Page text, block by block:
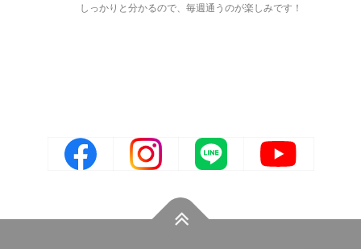
しっかりと分かるので、毎週通うのが楽しみです！